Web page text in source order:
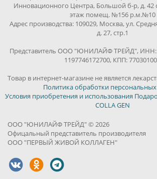
Инновационного Центра, Большой б-р, д. 42
этаж помещ. №156 р.м.№10
Адрес производства: 109029, Москва, ул.
д. 27, стр.1
Представитель ООО "ЮНИЛАЙФ ТРЕЙД", ИНН:
1197746172700, КПП:
Товар в интернет-магазине не является
Политика обработки
Условия приобретения и использования
COLLA GEN
ООО "ЮНИЛАЙФ ТРЕЙД" © 2026
Офицальный представитель производителя
ООО "ПЕРВЫЙ ЖИВОЙ КОЛЛАГЕН"